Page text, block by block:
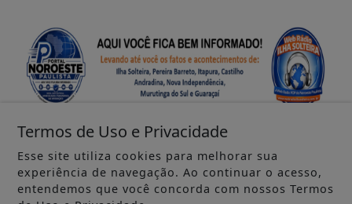
SEU SITE - TODOS OS DIREITOS RESERVADOS.
Termos de Uso e Privacidade
Esse site utiliza cookies para melhorar sua
experiência de navegação. Ao continuar o acesso,
entendemos que você concorda com nossos Termos